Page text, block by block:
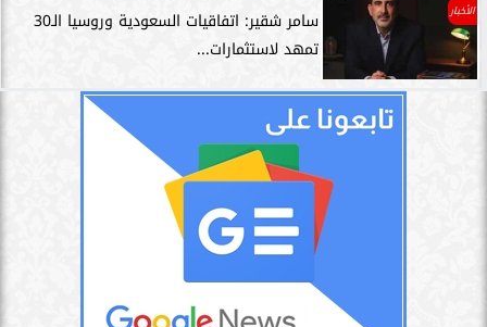
الأخبار
سامر شقير: اتفاقيات السعودية وروسيا الـ30
تمهد لاستثمارات...